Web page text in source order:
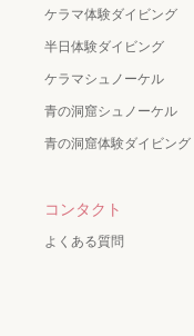
ケラマ体験ダイビング
半日体験ダイビング
ケラマシュノーケル
青の洞窟シュノーケル
青の洞窟体験ダイビング
コンタクト
よくある質問